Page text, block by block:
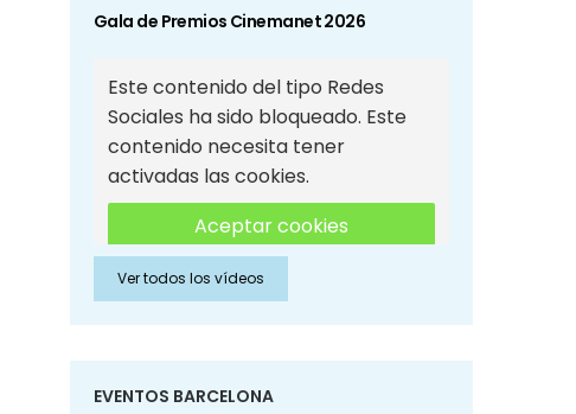
Gala de Premios Cinemanet 2026
Este contenido del tipo Redes
Sociales ha sido bloqueado. Este
contenido necesita tener
activadas las cookies.
Aceptar cookies
Aceptar cookies de Redes
Sociales
Ver todos los vídeos
EVENTOS BARCELONA